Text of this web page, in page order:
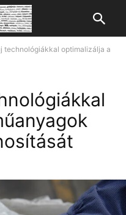
technológiákkal optimalizálja a